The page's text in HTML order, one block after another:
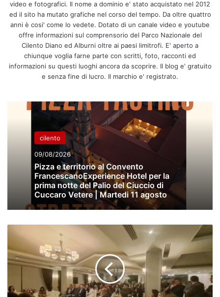
video e fotografici. Il nome a dominio e' stato acquistato nel 2012
ed il sito ha mutato grafiche nel corso del tempo. Da oltre quattro
anni è cosi' come lo vedete. Dotato di un canale video e youtube
offre informazioni sul comprensorio del Parco Nazionale del
Cilento Diano ed Alburni oltre ai paesi limitrofi. E' aperto a
chiunque voglia farne parte con scritti, foto, racconti ed
informazioni su questi luoghi ancora da scoprire. Il blog e' gratuito
e senza fine di lucro. Il marchio e' registrato.
cilento
09/08/2026
Pizza e territorio al Convento
FrancescanoExperience Hotel per la
prima notte del Palio del Ciuccio di
Cuccaro Vetere | Martedi 11 agosto
civico"Vivi
San
Marzano",
Genny